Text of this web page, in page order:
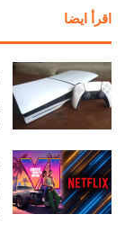
اقرأ ايضا